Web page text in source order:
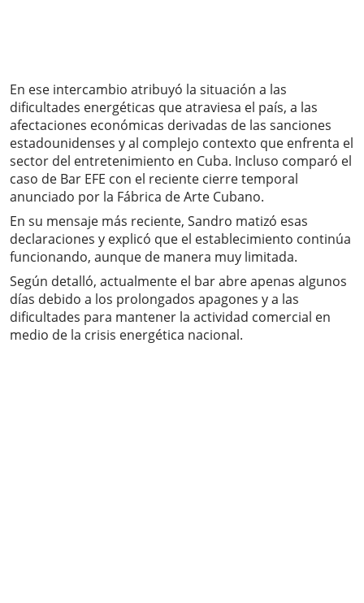
En ese intercambio atribuyó la situación a las
dificultades energéticas que atraviesa el país, a las
afectaciones económicas derivadas de las sanciones
estadounidenses y al complejo contexto que enfrenta el
sector del entretenimiento en Cuba. Incluso comparó el
caso de Bar EFE con el reciente cierre temporal
anunciado por la Fábrica de Arte Cubano.
En su mensaje más reciente, Sandro matizó esas
declaraciones y explicó que el establecimiento continúa
funcionando, aunque de manera muy limitada.
Según detalló, actualmente el bar abre apenas algunos
días debido a los prolongados apagones y a las
dificultades para mantener la actividad comercial en
medio de la crisis energética nacional.